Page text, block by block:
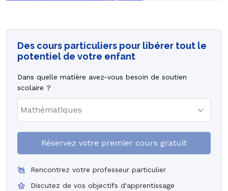
Des cours particuliers pour libérer tout le
potentiel de votre enfant
Dans quelle matière avez-vous besoin de soutien
scolaire ?
Réservez votre premier cours gratuit
Rencontrez votre professeur particulier
Discutez de vos objectifs d'apprentissage